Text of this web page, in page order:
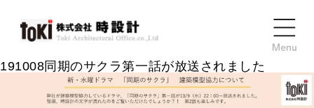
191008同期のサクラ第一話が放送されました